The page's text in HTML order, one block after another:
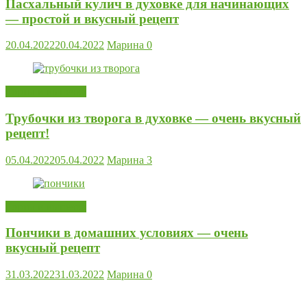
Пасхальный кулич в духовке для начинающих
— простой и вкусный рецепт
20.04.202220.04.2022 Марина 0
Трубочки из творога в духовке — очень вкусный
рецепт!
05.04.202205.04.2022 Марина 3
Пончики в домашних условиях — очень
вкусный рецепт
31.03.202231.03.2022 Марина 0